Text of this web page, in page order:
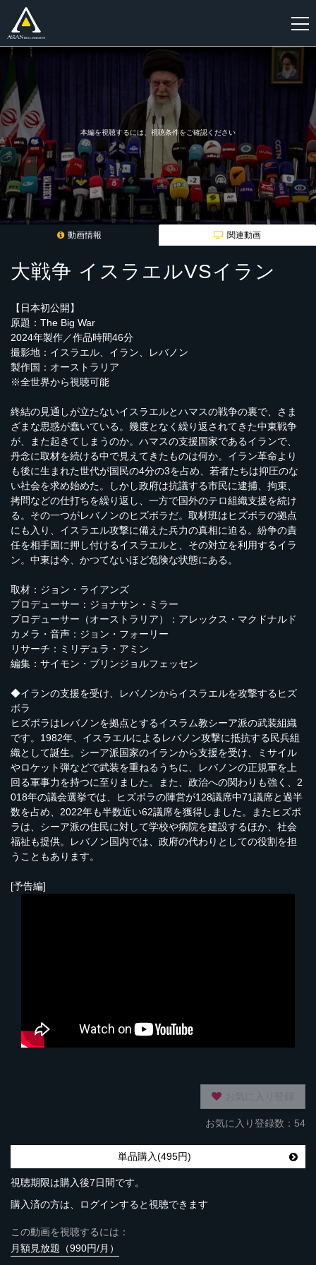
登
録
本編を視聴するには、視聴条件をご確認ください
動画情報 関連動画
大戦争 イスラエルVSイラン
【日本初公開】
原題：The Big War
2024年製作／作品時間46分
撮影地：イスラエル、イラン、レバノン
製作国：オーストラリア
※全世界から視聴可能
終結の見通しが立たないイスラエルとハマスの戦争の裏で、さま
ざまな思惑が蠢いている。幾度となく繰り返されてきた中東戦争
が、また起きてしまうのか。ハマスの支援国家であるイランで、
丹念に取材を続ける中で見えてきたものは何か。イラン革命より
も後に生まれた世代が国民の4分の3を占め、若者たちは抑圧のな
い社会を求め始めた。しかし政府は抗議する市民に逮捕、拘束、
拷問などの仕打ちを繰り返し、一方で国外のテロ組織支援を続け
る。その一つがレバノンのヒズボラだ。取材班はヒズボラの拠点
にも入り、イスラエル攻撃に備えた兵力の真相に迫る。紛争の責
任を相手国に押し付けるイスラエルと、その対立を利用するイラ
ン。中東は今、かつてないほど危険な状態にある。
取材：ジョン・ライアンズ
プロデューサー：ジョナサン・ミラー
プロデューサー（オーストラリア）：アレックス・マクドナルド
カメラ・音声：ジョン・フォーリー
リサーチ：ミリデュラ・アミン
編集：サイモン・ブリンジョルフェッセン
◆イランの支援を受け、レバノンからイスラエルを攻撃するヒズ
ボラ
ヒズボラはレバノンを拠点とするイスラム教シーア派の武装組織
です。1982年、イスラエルによるレバノン攻撃に抵抗する民兵組
織として誕生。シーア派国家のイランから支援を受け、ミサイル
やロケット弾などで武装を重ねるうちに、レバノンの正規軍を上
回る軍事力を持つに至りました。また、政治への関わりも強く、2
018年の議会選挙では、ヒズボラの陣営が128議席中71議席と過半
数を占め、2022年も半数近い62議席を獲得しました。またヒズボ
ラは、シーア派の住民に対して学校や病院を建設するほか、社会
福祉も提供。レバノン国内では、政府の代わりとしての役割を担
うこともあります。
[予告編]
お気に入り登録数：54
単品購入(495円)
視聴期限は購入後7日間です。
購入済の方は、ログインすると視聴できます
この動画を視聴するには：
月額見放題（990円/月）